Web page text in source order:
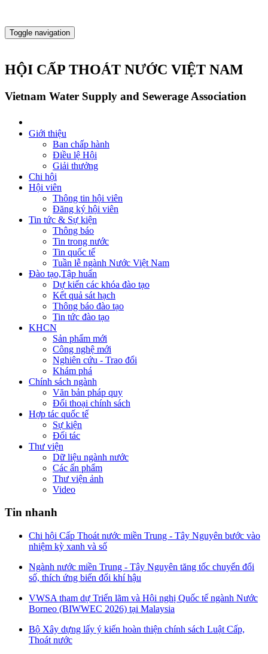
Toggle navigation
HỘI CẤP THOÁT NƯỚC VIỆT NAM
Vietnam Water Supply and Sewerage Association
Giới thiệu
Ban chấp hành
Điều lệ Hội
Giải thưởng
Chi hội
Hội viên
Thông tin hội viên
Đăng ký hội viên
Tin tức & Sự kiện
Thông báo
Tin trong nước
Tin quốc tế
Tuần lễ ngành Nước Việt Nam
Đào tạo,Tập huấn
Dự kiến các khóa đào tạo
Kết quả sát hạch
Thông báo đào tạo
Tin tức đào tạo
KHCN
Sản phẩm mới
Công nghệ mới
Nghiên cứu - Trao đổi
Khám phá
Chính sách ngành
Văn bản pháp quy
Đối thoại chính sách
Hợp tác quốc tế
Sự kiện
Đối tác
Thư viện
Dữ liệu ngành nước
Các ấn phẩm
Thư viện ảnh
Video
Tin nhanh
Chi hội Cấp Thoát nước miền Trung - Tây Nguyên bước vào
nhiệm kỳ xanh và số
Ngành nước miền Trung - Tây Nguyên tăng tốc chuyển đổi
số, thích ứng biến đổi khí hậu
VWSA tham dự Triển lãm và Hội nghị Quốc tế ngành Nước
Borneo (BIWWEC 2026) tại Malaysia
Bộ Xây dựng lấy ý kiến hoàn thiện chính sách Luật Cấp,
Thoát nước